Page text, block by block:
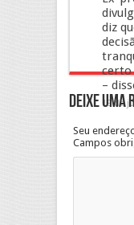
diz
certo
–
19 de
Deixe
Seu
Campos